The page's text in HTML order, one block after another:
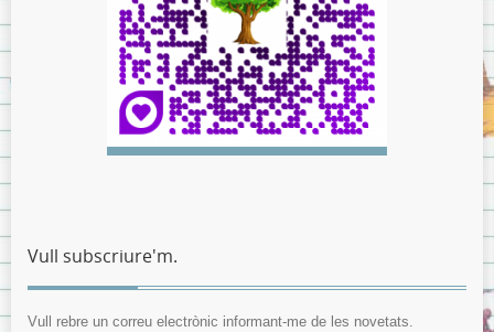
Vull subscriure'm.
Vull rebre un correu electrònic informant-me de les novetats.